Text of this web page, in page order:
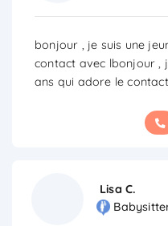
bonjour , je suis une
contact avec lbonjour ,
ans qui adore le
Lisa C.